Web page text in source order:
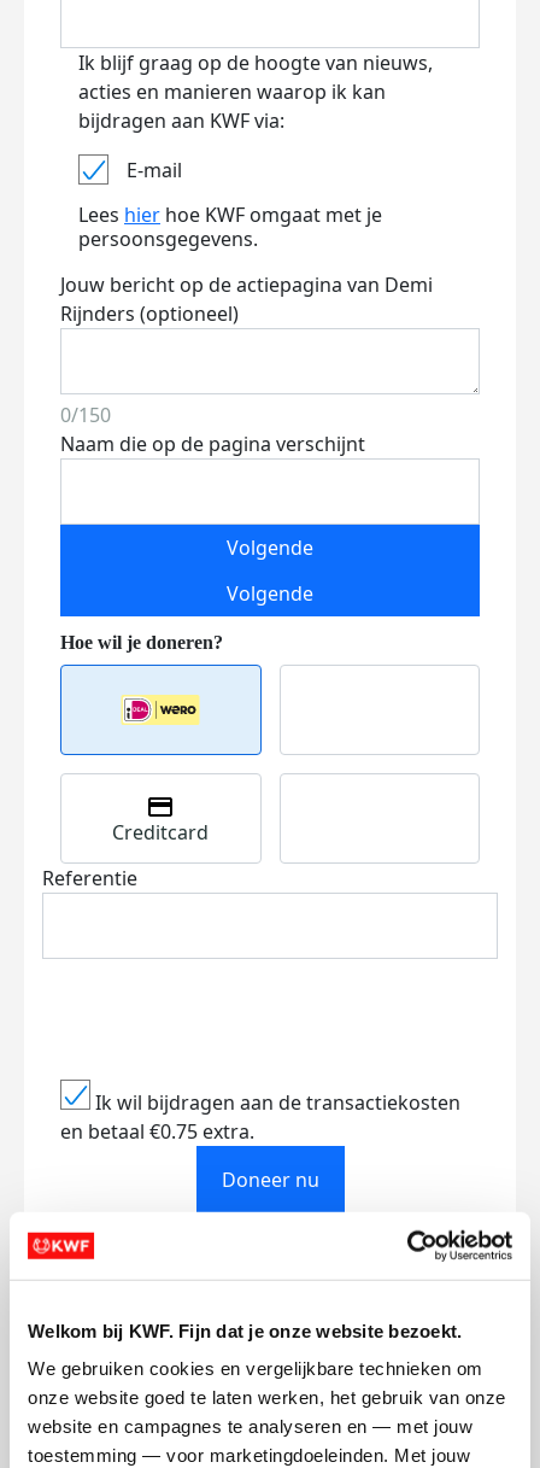
Welkom bij KWF. Fijn dat je onze website bezoekt.
We gebruiken cookies en vergelijkbare technieken om
onze website goed te laten werken, het gebruik van onze
website en campagnes te analyseren en — met jouw
toestemming — voor marketingdoeleinden. Met jouw
Ik blijf graag op de hoogte van nieuws,
acties en manieren waarop ik kan
bijdragen aan KWF via:
E-mail
Lees hier hoe KWF omgaat met je
persoonsgegevens.
Jouw bericht op de actiepagina van Demi
Rijnders (optioneel)
0/150
Naam die op de pagina verschijnt
Volgende
Volgende
Creditcard
Referentie
Ik wil bijdragen aan de transactiekosten
en betaal €0.75 extra.
Doneer nu
Opgehaald
€0
Streefbedrag
€500
Doneer